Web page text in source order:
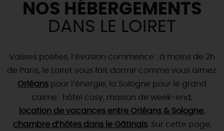
VOS ENVIES
LES INCONTOURNABLESMADE IN LOIRET
HÉBERGEMENTS
HÉBERGEMENTS
RÉSERVERMAINTENANT
CULTURE
VILLES & VILLAGES
TOUTES LES VISITES
TOUS ÀL'EAU !
EN MODENATURE& AVENTURE
...ET AUSSI
Où manger
Maîtresrestaurateurs
marchés
Artistes et Artisans d'Art
Nosspécialités du terroir etproducteurs
Téléchargez le Guide de l'été 2026 🤽🌞
Avis de fraicheur ici pour éviter la chaleur 🥵
TOURISME &HANDICAP
NOS HÉBERGEMENTS
DANS LE LOIRET
Valises posées, l’évasion commence : à moins de 2h
de Paris, le Loiret vous fait dormir comme vous aimez.
Orléans pour l’énergie, la Sologne pour le grand
calme : hôtel cosy, maison de week-end,
location de vacances entre Orléans & Sologne,
chambre d’hôtes dans le Gâtinais. Sur cette page,